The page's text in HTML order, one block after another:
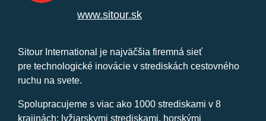
www.sitour.sk
Sitour International je najväčšia firemná sieť
pre technologické inovácie v strediskách cestovného
ruchu na svete.
Spolupracujeme s viac ako 1000 strediskami v 8
krajinách: lyžiarskymi strediskami, horskými